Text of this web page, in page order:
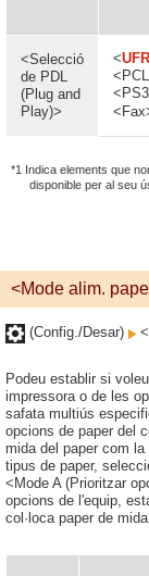
<Selecció
de PDL
(Plug and
Play)>
<UFR
*1 Indica elements que
disponible per al seu
<Mode alim.
(Config./Desar)
Podeu establir si
impressora o de les
safata multiús
opcions de paper del
mida del paper com
tipus de paper,
<Mode A (Prioritzar
opcions de l'equip,
col·loca paper de